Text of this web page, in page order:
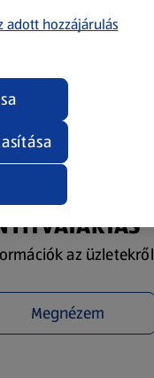
ÜZLETKERESŐ ÉS
az üzletekről
Megnézem
adott hozzájárulás